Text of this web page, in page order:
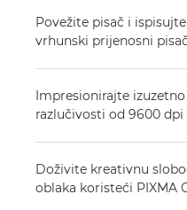
Povežite pisač i
vrhunski prijenosni
Impresionirajte
razlučivosti od 9600 dpi
Doživite kreativnu
oblaka koristeći PIXMA